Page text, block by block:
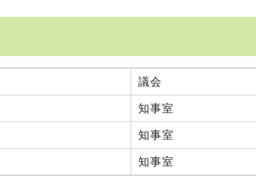
議会
知事室
知事室
知事室